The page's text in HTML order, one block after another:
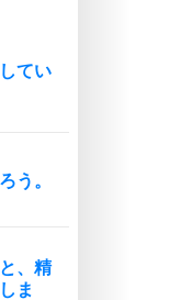
てい
う。
、精
ま